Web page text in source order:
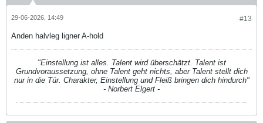
#13
29-06-2026, 14:49
Anden halvleg ligner A-hold
"Einstellung ist alles. Talent wird überschätzt. Talent ist
Grundvoraussetzung, ohne Talent geht nichts, aber Talent stellt dich
nur in die Tür. Charakter, Einstellung und Fleiß bringen dich hindurch"
- Norbert Elgert -